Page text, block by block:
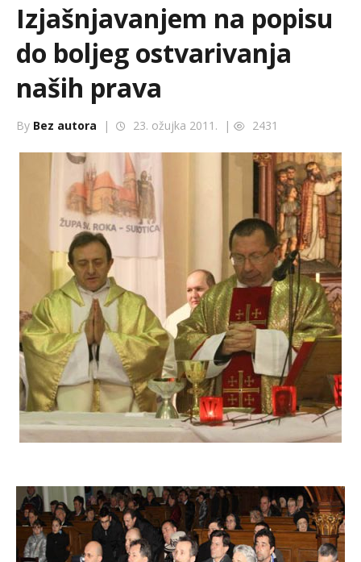
Izjašnjavanjem na popisu
do boljeg ostvarivanja
naših prava
By Bez autora | 23. ožujka 2011. | 2431